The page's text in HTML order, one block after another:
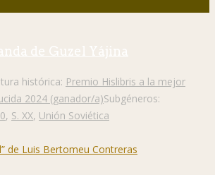
de Guzel Yájina
histórica: Premio Hislibris a la mejor
2024 (ganador/a)Subgéneros:
, S. XX, Unión Soviética